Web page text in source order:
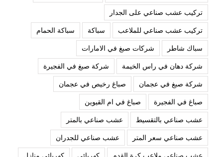
تركيب عشب صناعي على الجدار
تركيب عشب صناعي للملاعب
سباكة
سباكة الحمام
سباك شاطر
شركات صبغ في الامارات
شركة دهان في راس الخيمة
شركة صبغ في الفجيرة
شركة صبغ في عجمان
صباغ رخيص في عجمان
صباغ في الفجيرة
صباغ في ام القيوين
عشب صناعي بالتقسيط
عشب صناعي بالمتر
عشب صناعي سعر المتر
عشب صناعي للجدران